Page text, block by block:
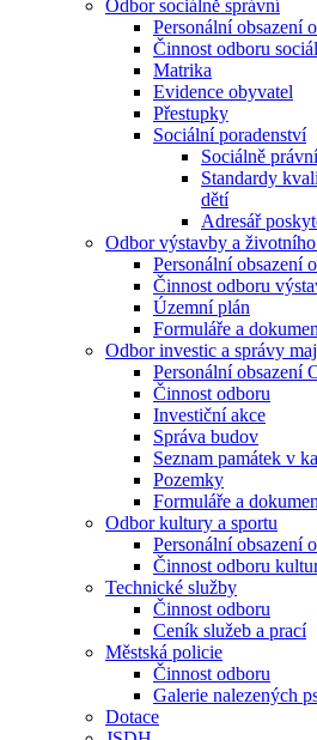
Odbor sociálně správní
Personální obsazení
Činnost odboru
Matrika
Evidence obyvatel
Přestupky
Sociální poradenství
Sociálně
Standardy
dětí
Adresář
Odbor výstavby a
Personální obsazení
Činnost odboru
Územní plán
Formuláře a
Odbor investic a správy
Personální obsazení
Činnost odboru
Investiční akce
Správa budov
Seznam památek v
Pozemky
Formuláře a
Odbor kultury a sportu
Personální obsazení
Činnost odboru
Technické služby
Činnost odboru
Ceník služeb a prací
Městská policie
Činnost odboru
Galerie nalezených
Dotace